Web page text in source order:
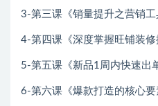
3-第三课《销量提升之营销工
4-第四课《深度掌握旺铺装修
5-第五课《新品1周内快速出
6-第六课《爆款打造的核心要